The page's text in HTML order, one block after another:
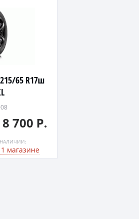
215/65 R17ш
8 700 Р.
магазине